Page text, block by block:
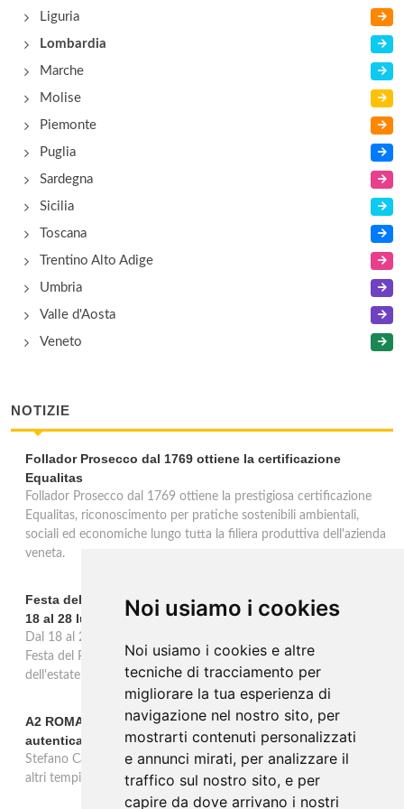
Noi usiamo i cookies
Noi usiamo i cookies e altre
tecniche di tracciamento per
migliorare la tua esperienza di
navigazione nel nostro sito, per
mostrarti contenuti personalizzati
e annunci mirati, per analizzare il
traffico sul nostro sito, e per
capire da dove arrivano i nostri
Liguria
Lombardia
Marche
Molise
Piemonte
Puglia
Sardegna
Sicilia
Toscana
Trentino Alto Adige
Umbria
Valle d'Aosta
Veneto
NOTIZIE
Follador Prosecco dal 1769 ottiene la certificazione
Equalitas
Follador Prosecco dal 1769 ottiene la prestigiosa certificazione
Equalitas, riconoscimento per pratiche sostenibili ambientali,
sociali ed economiche lungo tutta la filiera produttiva dell'azienda
veneta.
Festa del Pomodoro a Cappella di Querzè: 53ª edizione dal
18 al 28 luglio
Dal 18 al 28 luglio Cappella di Scorzè celebra la 53ª edizione della
Festa del Pomodoro, undici giorni dedicati al prodotto simbolo
dell'estate e alla tradizione agricola veneta.
A2 ROMA-NAPOLI, una serata dedicata alla cucina
autentica a
Stefano Callegari e Leopoldo Di Martino raccontano la Cucina di
altri tempi presso il ristorante Jus a Napoli, il 24 ottobre 2024.